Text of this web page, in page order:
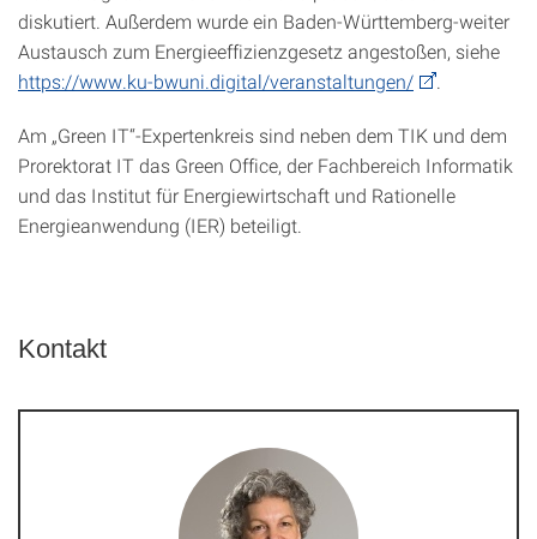
diskutiert. Außerdem wurde ein Baden-Württemberg-weiter
Austausch zum Energieeffizienzgesetz angestoßen, siehe
https://www.ku-bwuni.digital/veranstaltungen/
Am „Green IT“-Expertenkreis sind neben dem TIK und dem
Prorektorat IT das Green Office, der Fachbereich Informatik
und das Institut für Energiewirtschaft und Rationelle
Energieanwendung (IER) beteiligt.
Kontakt